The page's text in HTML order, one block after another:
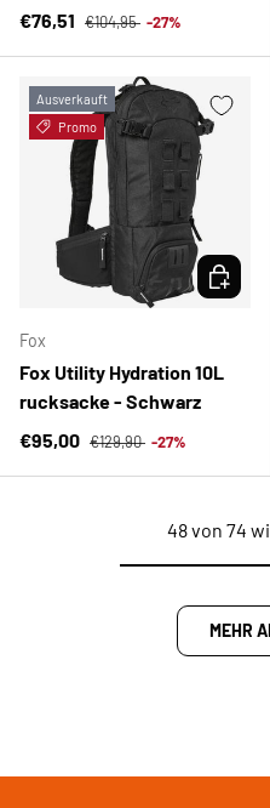
Verkaufspreis
€76,51 Normaler Preis
€104,95 -27%
Ausverkauft
Promo
Fox
Fox Utility Hydration 10L
rucksacke - Schwarz
Verkaufspreis
€95,00 Normaler Preis
€129,90 -27%
48 von 74
MEHR